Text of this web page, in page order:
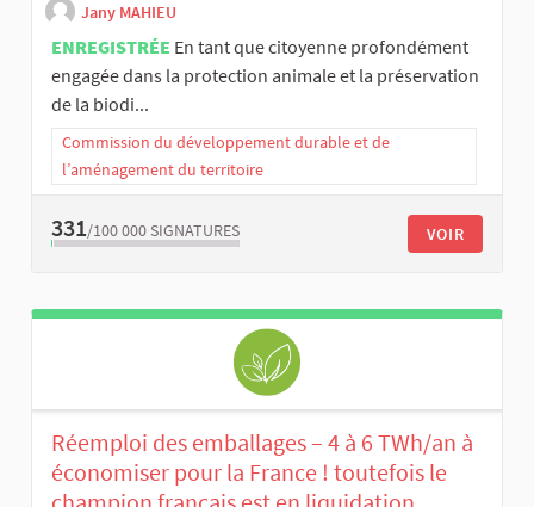
Jany MAHIEU
ENREGISTRÉE En tant que citoyenne profondément
engagée dans la protection animale et la préservation
de la biodi...
Commission du développement durable et de
l’aménagement du territoire
331/100 000 SIGNATURES VOIR
Réemploi des emballages – 4 à 6 TWh/an à
économiser pour la France ! toutefois le